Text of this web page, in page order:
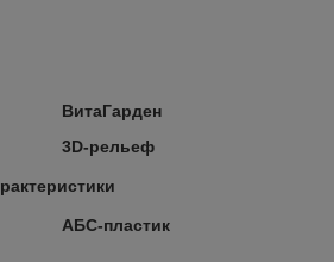
ВитаГарден
3D-рельеф
АБС-пластик